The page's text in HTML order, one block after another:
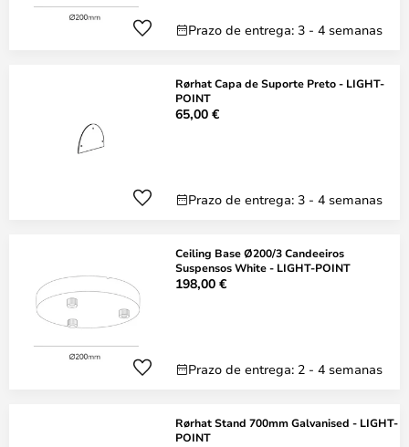
Prazo de entrega: 3 - 4 semanas
Rørhat Capa de Suporte Preto - LIGHT-
POINT
65,00 €
Prazo de entrega: 3 - 4 semanas
Ceiling Base Ø200/3 Candeeiros
Suspensos White - LIGHT-POINT
198,00 €
Prazo de entrega: 2 - 4 semanas
Rørhat Stand 700mm Galvanised - LIGHT-
POINT